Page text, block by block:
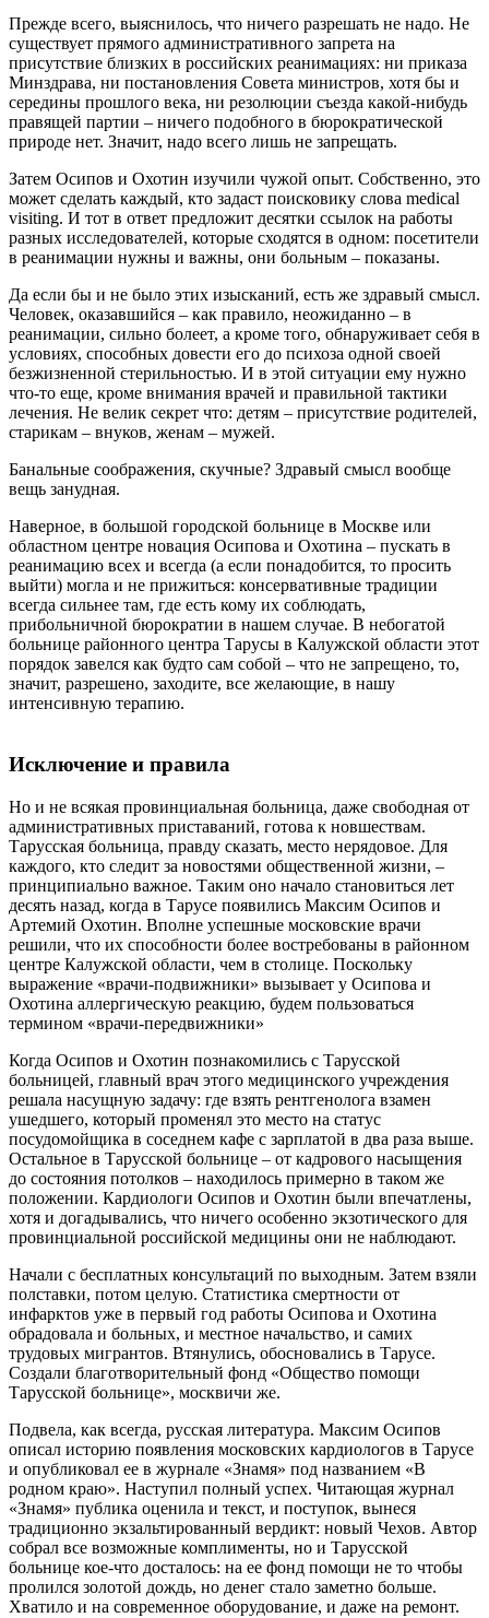
Прежде всего, выяснилось, что ничего разрешать не надо. Не
существует прямого административного запрета на
присутствие близких в российских реанимациях: ни приказа
Минздрава, ни постановления Совета министров, хотя бы и
середины прошлого века, ни резолюции съезда какой-нибудь
правящей партии – ничего подобного в бюрократической
природе нет. Значит, надо всего лишь не запрещать.
Затем Осипов и Охотин изучили чужой опыт. Собственно, это
может сделать каждый, кто задаст поисковику слова medical
visiting. И тот в ответ предложит десятки ссылок на работы
разных исследователей, которые сходятся в одном: посетители
в реанимации нужны и важны, они больным – показаны.
Да если бы и не было этих изысканий, есть же здравый смысл.
Человек, оказавшийся – как правило, неожиданно – в
реанимации, сильно болеет, а кроме того, обнаруживает себя в
условиях, способных довести его до психоза одной своей
безжизненной стерильностью. И в этой ситуации ему нужно
что-то еще, кроме внимания врачей и правильной тактики
лечения. Не велик секрет что: детям – присутствие родителей,
старикам – внуков, женам – мужей.
Банальные соображения, скучные? Здравый смысл вообще
вещь занудная.
Наверное, в большой городской больнице в Москве или
областном центре новация Осипова и Охотина – пускать в
реанимацию всех и всегда (а если понадобится, то просить
выйти) могла и не прижиться: консервативные традиции
всегда сильнее там, где есть кому их соблюдать,
прибольничной бюрократии в нашем случае. В небогатой
больнице районного центра Тарусы в Калужской области этот
порядок завелся как будто сам собой – что не запрещено, то,
значит, разрешено, заходите, все желающие, в нашу
интенсивную терапию.
Исключение и правила
Но и не всякая провинциальная больница, даже свободная от
административных приставаний, готова к новшествам.
Тарусская больница, правду сказать, место нерядовое. Для
каждого, кто следит за новостями общественной жизни, –
принципиально важное. Таким оно начало становиться лет
десять назад, когда в Тарусе появились Максим Осипов и
Артемий Охотин. Вполне успешные московские врачи
решили, что их способности более востребованы в районном
центре Калужской области, чем в столице. Поскольку
выражение «врачи-подвижники» вызывает у Осипова и
Охотина аллергическую реакцию, будем пользоваться
термином «врачи-передвижники»
Когда Осипов и Охотин познакомились с Тарусской
больницей, главный врач этого медицинского учреждения
решала насущную задачу: где взять рентгенолога взамен
ушедшего, который променял это место на статус
посудомойщика в соседнем кафе с зарплатой в два раза выше.
Остальное в Тарусской больнице – от кадрового насыщения
до состояния потолков – находилось примерно в таком же
положении. Кардиологи Осипов и Охотин были впечатлены,
хотя и догадывались, что ничего особенно экзотического для
провинциальной российской медицины они не наблюдают.
Начали с бесплатных консультаций по выходным. Затем взяли
полставки, потом целую. Статистика смертности от
инфарктов уже в первый год работы Осипова и Охотина
обрадовала и больных, и местное начальство, и самих
трудовых мигрантов. Втянулись, обосновались в Тарусе.
Создали благотворительный фонд «Общество помощи
Тарусской больнице», москвичи же.
Подвела, как всегда, русская литература. Максим Осипов
описал историю появления московских кардиологов в Тарусе
и опубликовал ее в журнале «Знамя» под названием «В
родном краю». Наступил полный успех. Читающая журнал
«Знамя» публика оценила и текст, и поступок, вынеся
традиционно экзальтированный вердикт: новый Чехов. Автор
собрал все возможные комплименты, но и Тарусской
больнице кое-что досталось: на ее фонд помощи не то чтобы
пролился золотой дождь, но денег стало заметно больше.
Хватило и на современное оборудование, и даже на ремонт.